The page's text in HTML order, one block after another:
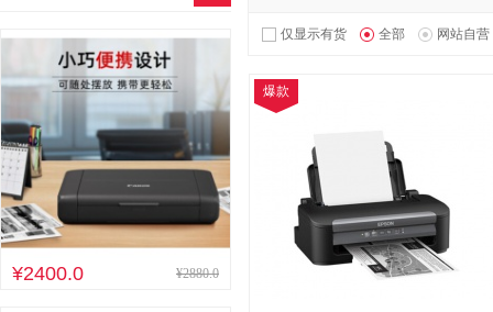
台、桌类
音视频矩阵
电冰箱 风扇
喷墨打印机 针式打印机
速印机 手电筒
¥2400.0 ¥2880.0
仅显示有货 全部 网站自营
爆款